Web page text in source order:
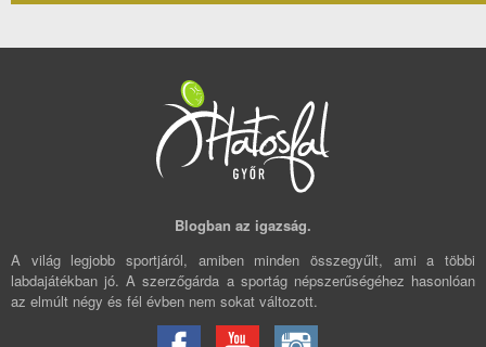
Blogban az igazság.
A világ legjobb sportjáról, amiben minden összegyűlt, ami a többi
labdajátékban jó. A szerzőgárda a sportág népszerűségéhez hasonlóan
az elmúlt négy és fél évben nem sokat változott.